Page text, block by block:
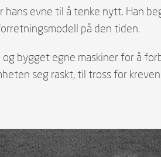
hans evne til å tenke nytt. Han
på den tiden.
bygget egne maskiner for å
seg raskt, til tross for